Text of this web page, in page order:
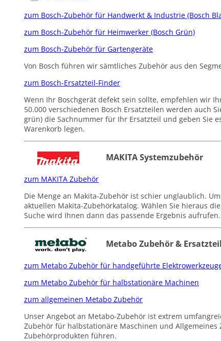
zum Bosch-Zubehör für Handwerkt & Industrie (Bosch
zum Bosch-Zubehör für Heimwerker (Bosch Grün)
zum Bosch-Zubehör für Gartengeräte
Von Bosch führen wir sämtliches Zubehör aus den
zum Bosch-Ersatzteil-Finder
Wenn Ihr Boschgerät defekt sein sollte, empfehlen wir
50.000 verschiedenen Bosch Ersatzteilen werden auch
grün) die Sachnummer für Ihr Ersatzteil und geben Sie
Warenkorb legen.
MAKITA Systemzubehör
zum MAKITA Zubehör
Die Menge an Makita-Zubehör ist schier unglaublich.
aktuellen Makita-Zubehörkatalog. Wählen Sie hieraus
Suche wird Ihnen dann das passende Ergebnis aufrufen.
Metabo Zubehör &
zum Metabo Zubehör für handgeführte
zum Metabo Zubehör für halbstationäre Machinen
zum allgemeinen Metabo Zubehör
Unser Angebot an Metabo-Zubehör ist extrem
Zubehör für halbstationäre Maschinen und
Zubehörprodukten führen.